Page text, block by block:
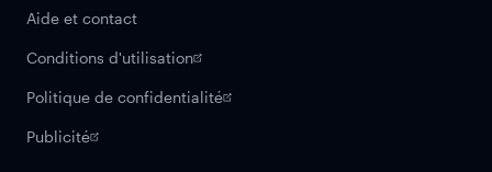
Aide et contact
Conditions d'utilisation
Politique de confidentialité
Publicité